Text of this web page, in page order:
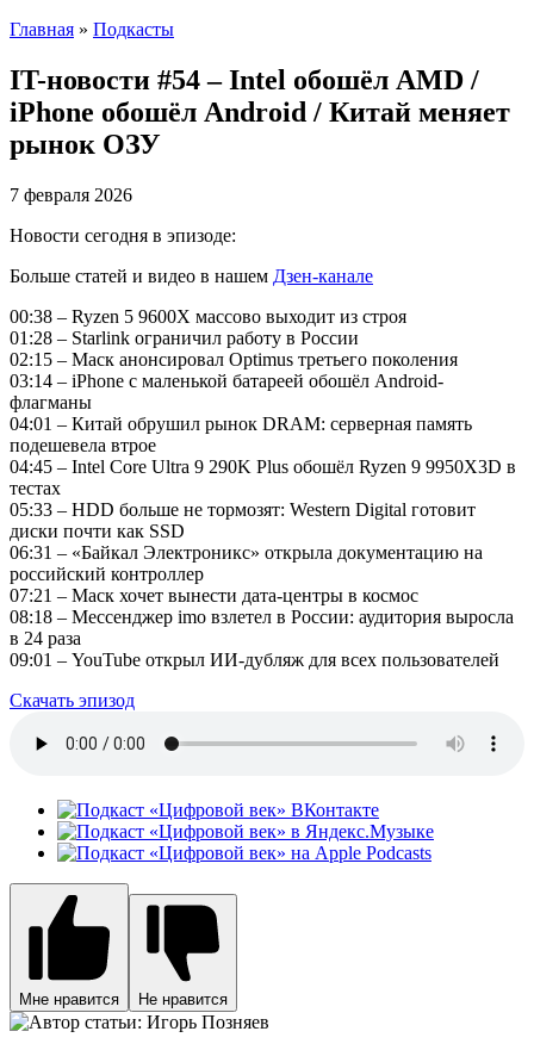
Главная » Подкасты
IT-новости #54 – Intel обошёл AMD /
iPhone обошёл Android / Китай меняет
рынок ОЗУ
7 февраля 2026
Новости сегодня в эпизоде:
Больше статей и видео в нашем Дзен-канале
00:38 – Ryzen 5 9600X массово выходит из строя
01:28 – Starlink ограничил работу в России
02:15 – Маск анонсировал Optimus третьего поколения
03:14 – iPhone с маленькой батареей обошёл Android-
флагманы
04:01 – Китай обрушил рынок DRAM: серверная память
подешевела втрое
04:45 – Intel Core Ultra 9 290K Plus обошёл Ryzen 9 9950X3D в
тестах
05:33 – HDD больше не тормозят: Western Digital готовит
диски почти как SSD
06:31 – «Байкал Электроникс» открыла документацию на
российский контроллер
07:21 – Маск хочет вынести дата-центры в космос
08:18 – Мессенджер imo взлетел в России: аудитория выросла
в 24 раза
09:01 – YouTube открыл ИИ-дубляж для всех пользователей
Скачать эпизод
Мне нравится Не нравится